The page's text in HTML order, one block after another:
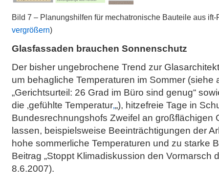
Bild 7 – Planungshilfen für mechatronische Bauteile aus
vergrößern)
Glasfassaden brauchen Sonnenschutz
Der bisher ungebrochene Trend zur
um behagliche Temperaturen im Sommer (siehe
„Gerichtsurteil: 26 Grad im Büro sind genug“
die ‚gefühlte Temperatur‚„), hitzefreie Tage in
Bundesrechnungshofs Zweifel an großflächigen
lassen, beispielsweise Beeinträchtigungen der
hohe sommerliche Temperaturen und zu starke
Beitrag „Stoppt Klimadiskussion den Vormarsch
8.6.2007).